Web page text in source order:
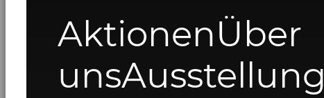
AktionenÜber
unsAusstellung